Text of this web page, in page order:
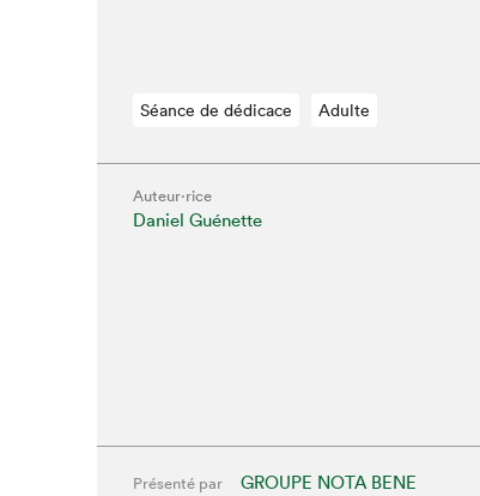
Séance de dédicace Adulte
Auteur·rice
Daniel Guénette
Présenté par GROUPE NOTA BENE